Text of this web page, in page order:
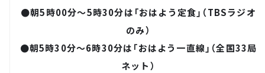
●朝5時00分～5時30分は「おはよう定食」（TBSラジオ
のみ）
●朝5時30分～6時30分は「おはよう一直線」（全国33局
ネット）